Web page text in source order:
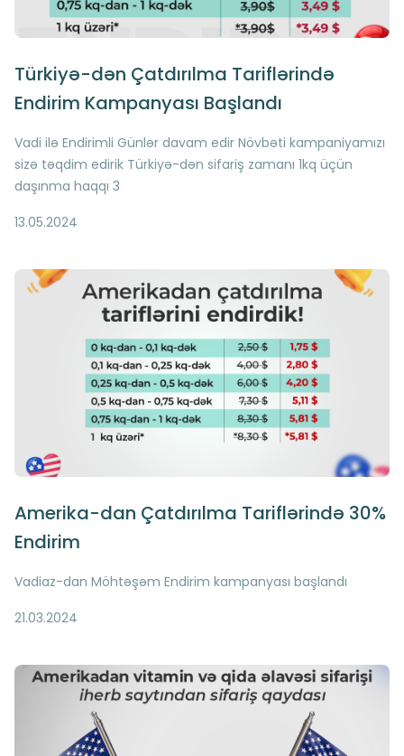
Türkiyə-dən Çatdırılma Tariflərində
Endirim Kampanyası Başlandı
Vadi ilə Endirimli Günlər davam edir Növbəti kampaniyamızı
sizə təqdim edirik Türkiyə-dən sifariş zamanı 1kq üçün
daşınma haqqı 3
13.05.2024
Amerika-dan Çatdırılma Tariflərində 30%
Endirim
Vadiaz-dan Möhtəşəm Endirim kampanyası başlandı
21.03.2024